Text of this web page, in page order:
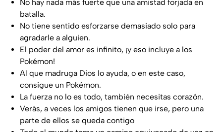
No hay nada más fuerte que una amistad forjada en
batalla.
No tiene sentido esforzarse demasiado solo para
agradarle a alguien.
El poder del amor es infinito, ¡y eso incluye a los
Pokémon!
Al que madruga Dios lo ayuda, o en este caso,
consigue un Pokémon.
La fuerza no lo es todo, también necesitas corazón.
Verás, a veces los amigos tienen que irse, pero una
parte de ellos se queda contigo